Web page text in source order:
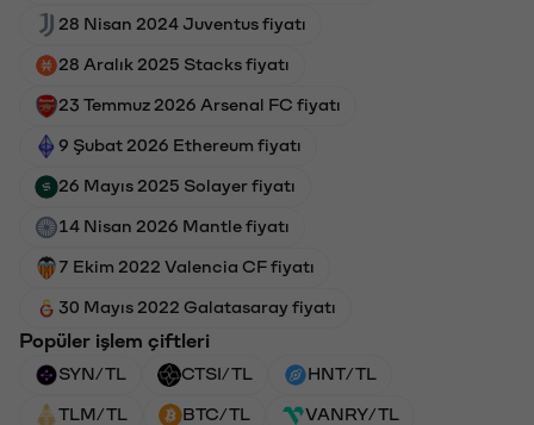
28 Nisan 2024 Juventus fiyatı
28 Aralık 2025 Stacks fiyatı
23 Temmuz 2026 Arsenal FC fiyatı
9 Şubat 2026 Ethereum fiyatı
26 Mayıs 2025 Solayer fiyatı
14 Nisan 2026 Mantle fiyatı
7 Ekim 2022 Valencia CF fiyatı
30 Mayıs 2022 Galatasaray fiyatı
Popüler işlem çiftleri
SYN/TL CTSI/TL HNT/TL
TLM/TL BTC/TL VANRY/TL